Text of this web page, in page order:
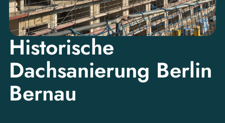
Historische
Dachsanierung Berlin
Bernau